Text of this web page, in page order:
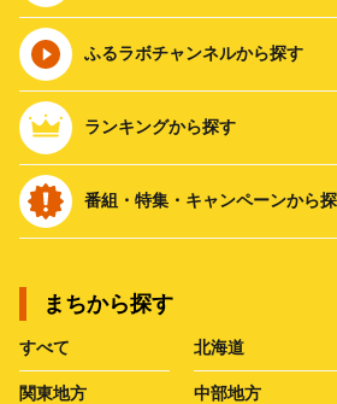
ふるラボチャンネルから探す
ランキングから探す
番組・特集・キャンペーンから
まちから探す
すべて 北海道
関東地方 中部地方